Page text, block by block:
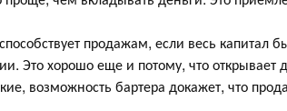
продажам, если весь капитал
Это хорошо еще и потому, что открывает
возможность бартера докажет, что